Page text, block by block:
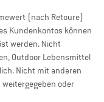
(nach Retoure)
Kundenkontos können
werden. Nicht
Outdoor Lebensmittel
Nicht mit anderen
oder